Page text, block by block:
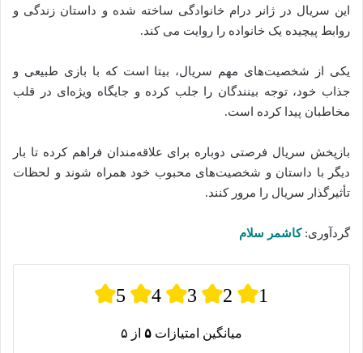
این سریال در ژانر درام خانوادگی ساخته شده و داستان زندگی و
روابط پیچیده یک خانواده را روایت می‌ کند.
یکی از شخصیت‌های مهم سریال، بیتا است که با بازی طبیعی و
جذاب خود، توجه بینندگان را جلب کرده و جایگاه ویژه‌ای در قلب
مخاطبان پیدا کرده است.
بازپخش سریال فرصتی دوباره برای علاقه‌مندان فراهم کرده تا بار
دیگر با داستان و شخصیت‌های محبوب خود همراه شوند و لحظات
تأثیرگذار سریال را مرور کنند.
گردآوری:کاشمر سلام
5 4 3 2 1
میانگین امتیازات ۵ از ۵